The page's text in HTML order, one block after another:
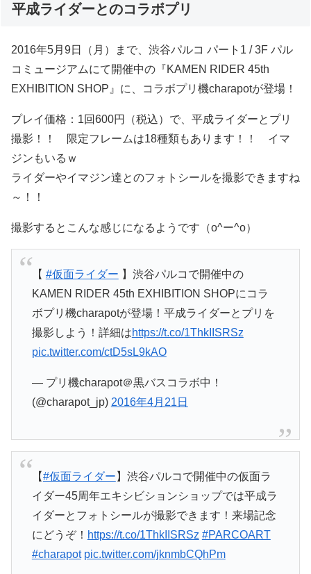
平成ライダーとのコラボプリ
2016年5月9日（月）まで、渋谷パルコ パート1 / 3F パル
コミュージアムにて開催中の『KAMEN RIDER 45th
EXHIBITION SHOP』に、コラボプリ機charapotが登場！
プレイ価格：1回600円（税込）で、平成ライダーとプリ
撮影！！ 限定フレームは18種類もあります！！ イマ
ジンもいるｗ
ライダーやイマジン達とのフォトシールを撮影できますね
～！！
撮影するとこんな感じになるようです（o^ー^o）
【 #仮面ライダー 】渋谷パルコで開催中の
KAMEN RIDER 45th EXHIBITION SHOPにコラ
ボプリ機charapotが登場！平成ライダーとプリを
撮影しよう！詳細はhttps://t.co/1ThkIISRSz
pic.twitter.com/ctD5sL9kAO
— プリ機charapot＠黒バスコラボ中！
(@charapot_jp) 2016年4月21日
【#仮面ライダー 】渋谷パルコで開催中の仮面ラ
イダー45周年エキシビションショップでは平成ラ
イダーとフォトシールが撮影できます！来場記念
にどうぞ！ https://t.co/1ThkIISRSz #PARCOART
#charapot pic.twitter.com/jknmbCQhPm